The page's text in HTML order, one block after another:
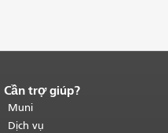
Kết thúc nội dung trang.
của trang này được lặp lại trên mọi
trang.Quay lại đầu trang nội dung
Cần trợ giúp?
Muni
Dịch vụ